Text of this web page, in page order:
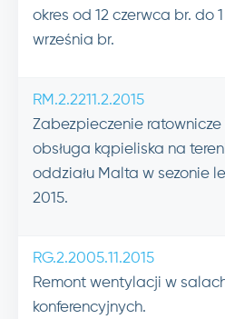
okres od 12 czerwca br. do 1
września br.
RM.2.2211.2.2015
Zabezpieczenie ratownicze
obsługa kąpieliska na
oddziału Malta w sezonie
2015.
RG.2.2005.11.2015
Remont wentylacji w
konferencyjnych.